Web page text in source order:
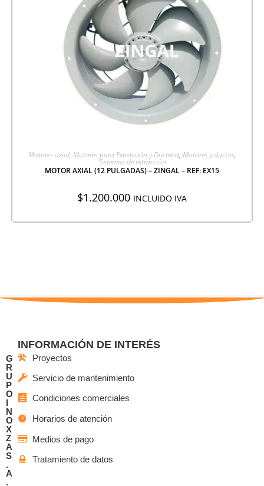
AGREGAR A COTIZACIÓN
Motores axial, Motores para Extracción y Ducteria, Motores y ductos,
Sistemas de extracción
MOTOR AXIAL (12 PULGADAS) – ZINGAL – REF: EX15
$1.200.000 INCLUIDO IVA
G
R
U
P
O
I
N
O
X
Z
A
S
.
A
.
INFORMACIÓN DE INTERÉS
Proyectos
Servicio de mantenimiento
Condiciones comerciales
Horarios de atención
Medios de pago
Tratamiento de datos